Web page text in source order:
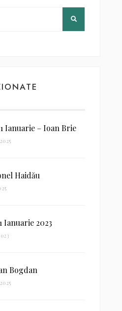
Ianuarie – Ioan Brie
Haidău
Ianuarie 2023
Bogdan